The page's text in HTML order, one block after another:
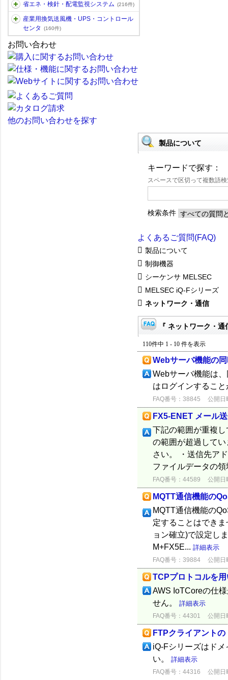
省エネ・検針・配電監視システム (216件)
産業用換気送風機・UPS・コントロール
センタ
(160件)
お問い合わせ
他のお問い合わせを探す
製品について
キーワードで探す：
スペースで区切って複数語
検索条件
よくあるご質問(FAQ)
製品について
制御機器
シーケンサ MELSEC
MELSEC iQ-Fシリーズ
ネットワーク・通信
『 ネットワーク・
110件中 1 - 10 件を表示
Webサーバ機能の
Webサーバ機能は
はログインするこ
FAQ番号：38845 公開日
FX5-ENET メール
下記の範囲が重複
の範囲が超過して
さい。 ・送信先ア
ファイルデータの
FAQ番号：44589 公開日
MQTT通信機能の
MQTT通信機能の
定することはでき
ョン確立)で設定し
M+FX5E... 詳細表示
FAQ番号：39884 公開日
TCPプロトコルを
AWS IoTCoreの仕
せん。 詳細表示
FAQ番号：44301 公開日
FTPクライアント
iQ-Fシリーズはド
い。 詳細表示
FAQ番号：44316 公開日